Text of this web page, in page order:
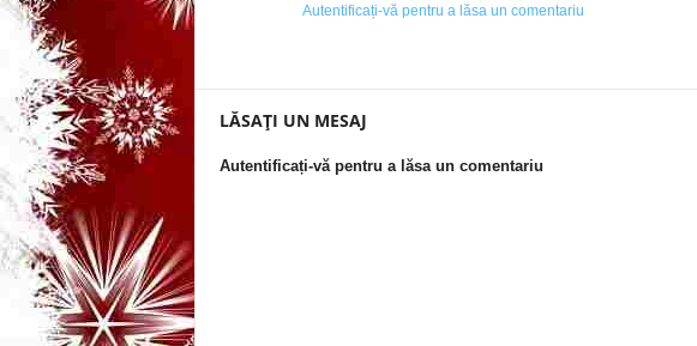
n
Autentificați-vă pentru a lăsa un comentariu
LĂSAȚI UN MESAJ
Autentificați-vă pentru a lăsa un comentariu